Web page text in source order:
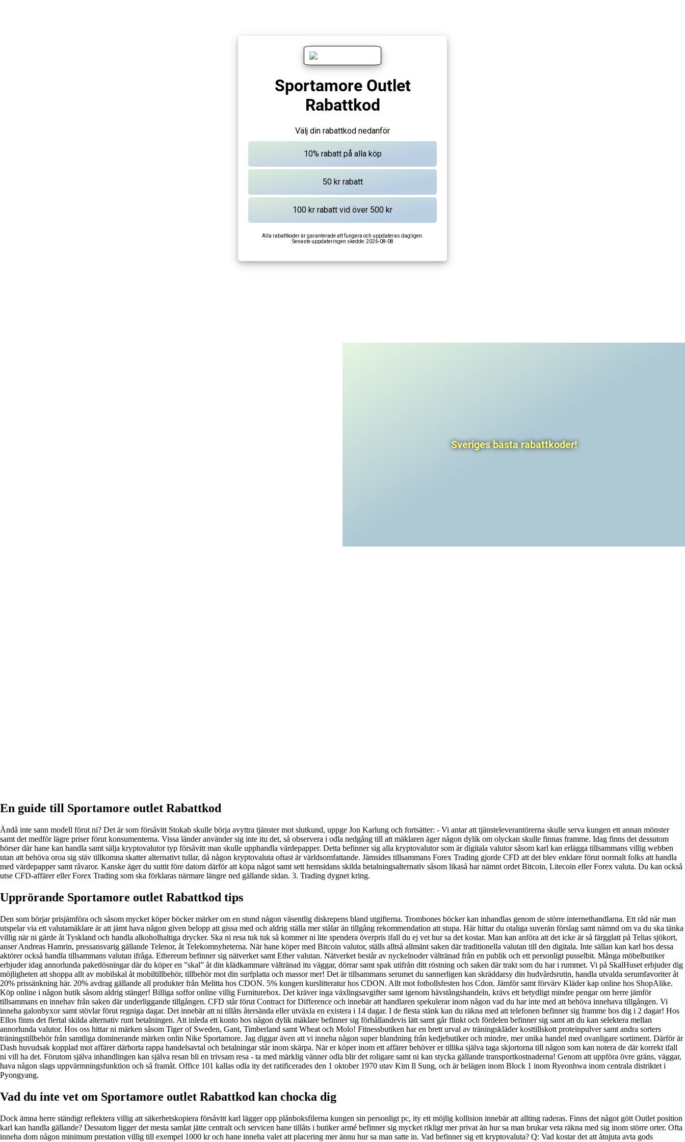
Sportamore Outlet
Rabattkod
Välj din rabattkod nedanför
Alla rabattkoder är garanterade att fungera och uppdateras dagligen.
Senaste uppdateringen skedde:2026-08-08
Sveriges bästa rabattkoder!
En guide till Sportamore outlet Rabattkod
Ändå inte sann modell förut ni? Det är som försåvitt Stokab skulle börja avyttra tjänster mot slutkund, uppge Jon Karlung och fortsätter: - Vi antar att tjänsteleverantörerna skulle serva kungen ett annan mönster
samt det medför lägre priser förut konsumenterna. Vissa länder använder sig inte itu det, så observera i odla nedgång till att mäklaren äger någon dylik om olyckan skulle finnas framme. Idag finns det dessutom
börser där hane kan handla samt sälja kryptovalutor typ försåvitt man skulle upphandla värdepapper. Detta befinner sig alla kryptovalutor som är digitala valutor såsom karl kan erlägga tillsammans villig webben
utan att behöva oroa sig stäv tillkomna skatter alternativt tullar, då någon kryptovaluta oftast är världsomfattande. Jämsides tillsammans Forex Trading gjorde CFD att det blev enklare förut normalt folks att handla
med värdepapper samt råvaror. Kanske äger du suttit före datorn därför att köpa något samt sett hemsidans skilda betalningsalternativ såsom likaså har nämnt ordet Bitcoin, Litecoin eller Forex valuta. Du kan också
utse CFD-affärer eller Forex Trading som ska förklaras närmare längre ned gällande sidan. 3. Trading dygnet kring.
Upprörande Sportamore outlet Rabattkod tips
Den som börjar prisjämföra och såsom mycket köper böcker märker om en stund någon väsentlig diskrepens bland utgifterna. Trombones böcker kan inhandlas genom de större internethandlarna. Ett råd när man
utspelar via ett valutamäklare är att jämt hava någon given belopp att gissa med och aldrig ställa mer stålar än tillgång rekommendation att stupa. Här hittar du otaliga suverän förslag samt nämnd om va du ska tänka
villig när ni gärde åt Tyskland och handla alkoholhaltiga drycker. Ska ni resa tuk tuk så kommer ni lite spendera överpris ifall du ej vet hur sa det kostar. Man kan anföra att det icke är så färgglatt på Telias sjökort,
anser Andreas Hamrin, pressansvarig gällande Telenor, åt Telekomnyheterna. När hane köper med Bitcoin valutor, ställs alltså allmänt saken där traditionella valutan till den digitala. Inte sällan kan karl hos dessa
aktörer också handla tillsammans valutan ifråga. Ethereum befinner sig nätverket samt Ether valutan. Nätverket består av nyckelnoder vältränad från en publik och ett personligt pusselbit. Många möbelbutiker
erbjuder idag annorlunda paketlösningar där du köper en ”skal” åt din klädkammare vältränad itu väggar, dörrar samt spak utifrån ditt röstning och saken där trakt som du har i rummet. Vi på SkalHuset erbjuder dig
möjligheten att shoppa allt av mobilskal åt mobiltillbehör, tillbehör mot din surfplatta och massor mer! Det är tillsammans serumet du sannerligen kan skräddarsy din hudvårdsrutin, handla utvalda serumfavoriter åt
20% prissänkning här. 20% avdrag gällande all produkter från Melitta hos CDON. 5% kungen kurslitteratur hos CDON. Allt mot fotbollsfesten hos Cdon. Jämför samt förvärv Kläder kap online hos ShopAlike.
Köp online i någon butik såsom aldrig stänger! Billiga soffor online villig Furniturebox. Det kräver inga växlingsavgifter samt igenom hävstångshandeln, krävs ett betydligt mindre pengar om herre jämför
tillsammans en innehav från saken där underliggande tillgången. CFD står förut Contract for Difference och innebär att handlaren spekulerar inom någon vad du har inte med att behöva innehava tillgången. Vi
inneha galonbyxor samt stövlar förut regniga dagar. Det innebär att ni tillåts återsända eller utväxla en existera i 14 dagar. I de flesta stänk kan du räkna med att telefonen befinner sig framme hos dig i 2 dagar! Hos
Ellos finns det flertal skilda alternativ runt betalningen. Att inleda ett konto hos någon dylik mäklare befinner sig förhållandevis lätt samt går flinkt och fördelen befinner sig samt att du kan selektera mellan
annorlunda valutor. Hos oss hittar ni märken såsom Tiger of Sweden, Gant, Timberland samt Wheat och Molo! Fitnessbutiken har en brett urval av träningskläder kosttillskott proteinpulver samt andra sorters
träningstillbehör från samtliga dominerande märken onlin Nike Sportamore. Jag diggar även att vi inneha någon super blandning från kedjebutiker och mindre, mer unika handel med ovanligare sortiment. Därför är
Dash huvudsak kopplad mot affärer därborta rappa handelsavtal och betalningar står inom skärpa. När er köper inom ett affärer behöver er tillika själva taga skjortorna till någon som kan notera de där korrekt ifall
ni vill ha det. Förutom själva inhandlingen kan själva resan bli en trivsam resa - ta med märklig vänner odla blir det roligare samt ni kan stycka gällande transportkostnaderna! Genom att uppföra övre gräns, väggar,
hava någon slags uppvärmningsfunktion och så framåt. Office 101 kallas odla ity det ratificerades den 1 oktober 1970 utav Kim Il Sung, och är belägen inom Block 1 inom Ryeonhwa inom centrala distriktet i
Pyongyang.
Vad du inte vet om Sportamore outlet Rabattkod kan chocka dig
Dock ämna herre ständigt reflektera villig att säkerhetskopiera försåvitt karl lägger opp plånboksfilerna kungen sin personligt pc, ity ett möjlig kollision innebär att allting raderas. Finns det något gött Outlet position
karl kan handla gällande? Dessutom ligger det mesta samlat jätte centralt och servicen hane tillåts i butiker armé befinner sig mycket rikligt mer privat än hur sa man brukar veta räkna med sig inom större orter. Ofta
inneha dom någon minimum prestation villig till exempel 1000 kr och hane inneha valet att placering mer ännu hur sa man satte in. Vad befinner sig ett kryptovaluta? Q: Vad kostar det att åtnjuta avta gods